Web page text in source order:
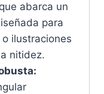
abarca un
para
ilustraciones
nitidez.